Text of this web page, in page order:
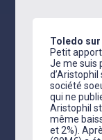
Toledo sur
Petit
Je me suis
société
qui ne
Aristophil
même
et 2%).